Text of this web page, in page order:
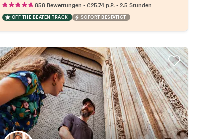
858 Bewertungen • €25.74 p.P. • 2.5 Stunden
OFF THE BEATEN TRACK SOFORT BESTÄTIGT